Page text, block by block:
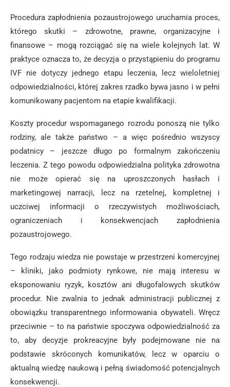
Procedura zapłodnienia pozaustrojowego uruchamia proces,
którego skutki – zdrowotne, prawne, organizacyjne i
finansowe – mogą rozciągać się na wiele kolejnych lat. W
praktyce oznacza to, że decyzja o przystąpieniu do programu
IVF nie dotyczy jednego etapu leczenia, lecz wieloletniej
odpowiedzialności, której zakres rzadko bywa jasno i w pełni
komunikowany pacjentom na etapie kwalifikacji.
Koszty procedur wspomaganego rozrodu ponoszą nie tylko
rodziny, ale także państwo – a więc pośrednio wszyscy
podatnicy – jeszcze długo po formalnym zakończeniu
leczenia. Z tego powodu odpowiedzialna polityka zdrowotna
nie może opierać się na uproszczonych hasłach i
marketingowej narracji, lecz na rzetelnej, kompletnej i
uczciwej informacji o rzeczywistych możliwościach,
ograniczeniach i konsekwencjach zapłodnienia
pozaustrojowego.
Tego rodzaju wiedza nie powstaje w przestrzeni komercyjnej
– kliniki, jako podmioty rynkowe, nie mają interesu w
eksponowaniu ryzyk, kosztów ani długofalowych skutków
procedur. Nie zwalnia to jednak administracji publicznej z
obowiązku transparentnego informowania obywateli. Wręcz
przeciwnie – to na państwie spoczywa odpowiedzialność za
to, aby decyzje prokreacyjne były podejmowane nie na
podstawie skróconych komunikatów, lecz w oparciu o
aktualną wiedzę naukową i pełną świadomość potencjalnych
konsekwencji.